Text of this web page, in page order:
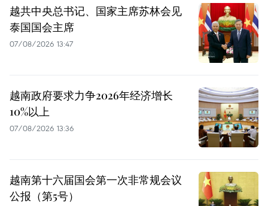
越共中央总书记、国家主席苏林会见
泰国国会主席
07/08/2026 13:47
越南政府要求力争2026年经济增长
10%以上
07/08/2026 13:36
越南第十六届国会第一次非常规会议
公报（第5号）